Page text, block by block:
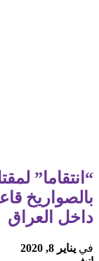
“انتقاما”
بالصواريخ
داخل العراق
في يناير 8, 2020